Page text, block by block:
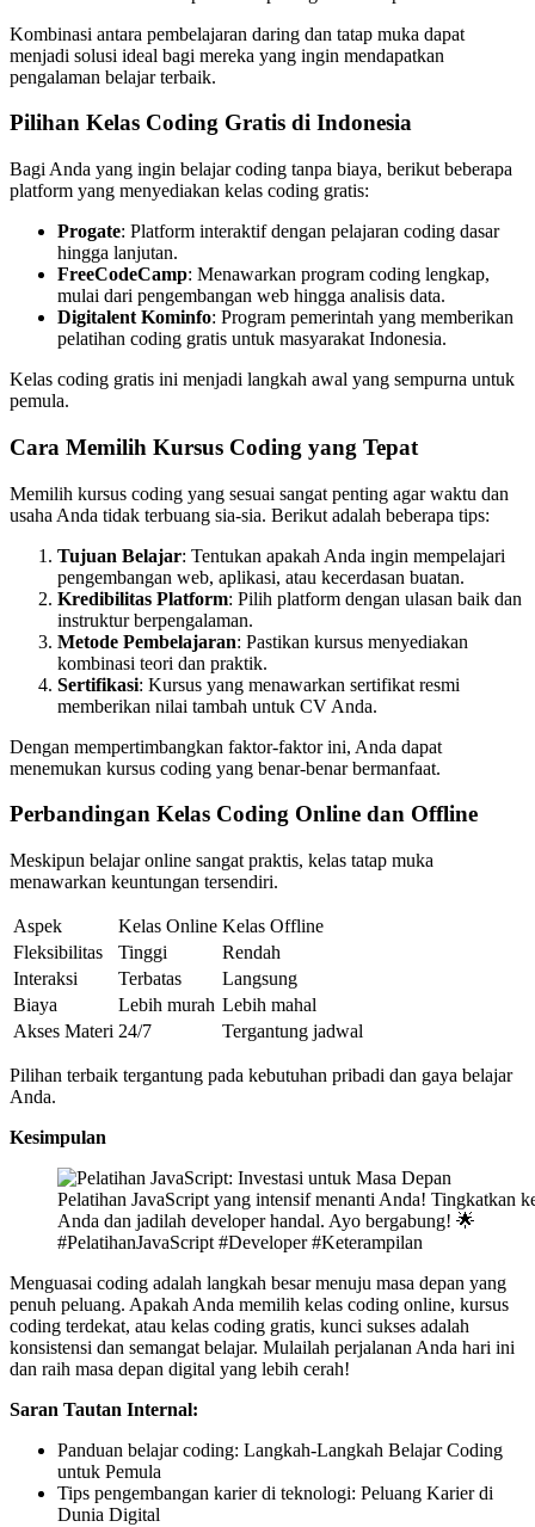
Kombinasi antara pembelajaran daring dan tatap muka dapat
menjadi solusi ideal bagi mereka yang ingin mendapatkan
pengalaman belajar terbaik.
Pilihan Kelas Coding Gratis di Indonesia
Bagi Anda yang ingin belajar coding tanpa biaya, berikut beberapa
platform yang menyediakan kelas coding gratis:
Progate: Platform interaktif dengan pelajaran coding dasar
hingga lanjutan.
FreeCodeCamp: Menawarkan program coding lengkap,
mulai dari pengembangan web hingga analisis data.
Digitalent Kominfo: Program pemerintah yang memberikan
pelatihan coding gratis untuk masyarakat Indonesia.
Kelas coding gratis ini menjadi langkah awal yang sempurna untuk
pemula.
Cara Memilih Kursus Coding yang Tepat
Memilih kursus coding yang sesuai sangat penting agar waktu dan
usaha Anda tidak terbuang sia-sia. Berikut adalah beberapa tips:
Tujuan Belajar: Tentukan apakah Anda ingin mempelajari
pengembangan web, aplikasi, atau kecerdasan buatan.
Kredibilitas Platform: Pilih platform dengan ulasan baik dan
instruktur berpengalaman.
Metode Pembelajaran: Pastikan kursus menyediakan
kombinasi teori dan praktik.
Sertifikasi: Kursus yang menawarkan sertifikat resmi
memberikan nilai tambah untuk CV Anda.
Dengan mempertimbangkan faktor-faktor ini, Anda dapat
menemukan kursus coding yang benar-benar bermanfaat.
Perbandingan Kelas Coding Online dan Offline
Meskipun belajar online sangat praktis, kelas tatap muka
menawarkan keuntungan tersendiri.
Aspek Kelas Online Kelas Offline
Fleksibilitas
Tinggi
Rendah
Interaksi
Terbatas
Langsung
Biaya
Lebih murah Lebih mahal
Akses Materi 24/7 Tergantung jadwal
Pilihan terbaik tergantung pada kebutuhan pribadi dan gaya belajar
Anda.
Kesimpulan
Pelatihan JavaScript yang intensif menanti Anda! Tingkatkan
Anda dan jadilah developer handal. Ayo bergabung! 🌟
#PelatihanJavaScript #Developer #Keterampilan
Menguasai coding adalah langkah besar menuju masa depan yang
penuh peluang. Apakah Anda memilih kelas coding online, kursus
coding terdekat, atau kelas coding gratis, kunci sukses adalah
konsistensi dan semangat belajar. Mulailah perjalanan Anda hari ini
dan raih masa depan digital yang lebih cerah!
Saran Tautan Internal:
Panduan belajar coding: Langkah-Langkah Belajar Coding
untuk Pemula
Tips pengembangan karier di teknologi: Peluang Karier di
Dunia Digital